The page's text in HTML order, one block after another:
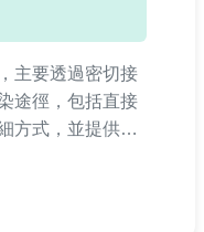
主要透過密切接
途徑，包括直接
方式，並提供有
險、避免感染，